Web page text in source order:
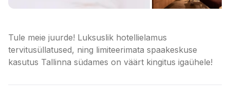
Tule meie juurde! Luksuslik hotellielamus
tervitusüllatused, ning limiteerimata spaakeskuse
kasutus Tallinna südames on väärt kingitus igaühele!